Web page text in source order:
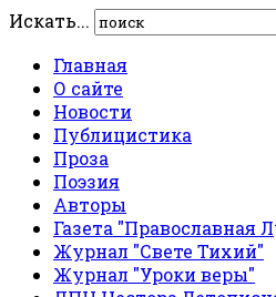
Искать...
Главная
О сайте
Новости
Публицистика
Проза
Поэзия
Авторы
Газета "Православная
Журнал "Свете Тихий"
Журнал "Уроки веры"